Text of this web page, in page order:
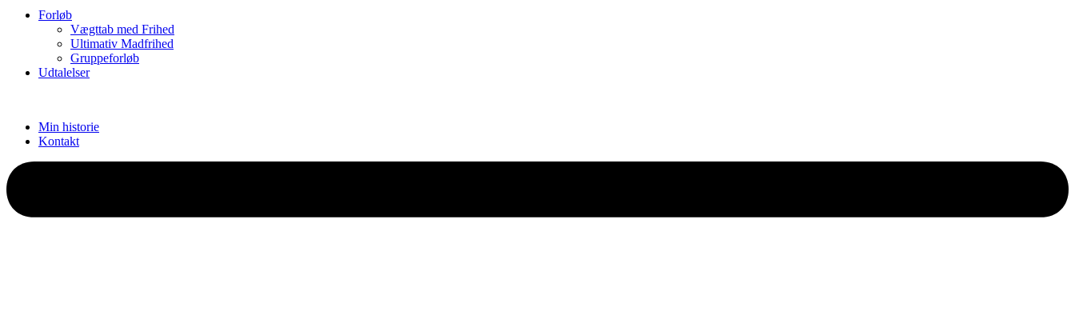
Forløb
Vægttab med Frihed
Ultimativ Madfrihed
Gruppeforløb
Udtalelser
Min historie
Kontakt